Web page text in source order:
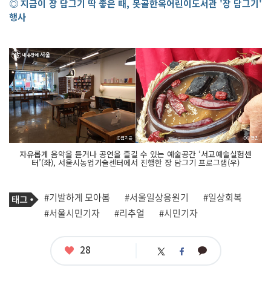
◎ 지금이 장 담그기 딱 좋은 때, 못골한옥어린이도서관 '장 담그기'
행사
자유롭게 음악을 듣거나 공연을 즐길 수 있는 예술공간 ‘서교예술실험센
터’(좌), 서울시농업기술센터에서 진행한 장 담그기 프로그램(우)
사
관
련
태
그
#기발하게 모아봄 #서울일상응원기
#일상회복
#서울시민기자
#리추얼 #시민기자
좋
28 트 페 카